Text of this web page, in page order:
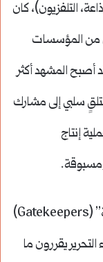
التلفزيون)، كان
من المؤسسات
أصبح المشهد أكثر
سلبي إلى مشارك
إنتاج
مسبوقة.
أحد أهم التغييرات هو تآكل دور “حراس البوابة” (Gatekeepers)
يقررون ما